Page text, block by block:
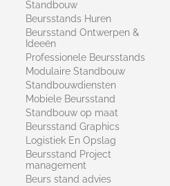
Standbouw
Beursstands Huren
Beursstand Ontwerpen &
Ideeën
Professionele Beursstands
Modulaire Standbouw
Standbouwdiensten
Mobiele Beursstand
Standbouw op maat​
Beursstand Graphics
Logistiek En Opslag
Beursstand Project
management
Beurs stand advies